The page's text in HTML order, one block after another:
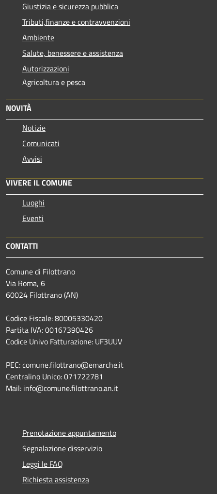
Giustizia e sicurezza pubblica
Tributi,finanze e contravvenzioni
Ambiente
Salute, benessere e assistenza
Autorizzazioni
Agricoltura e pesca
NOVITÀ
Notizie
Comunicati
Avvisi
VIVERE IL COMUNE
Luoghi
Eventi
CONTATTI
Comune di Filottrano
Via Roma, 6
60024 Filottrano (AN)
Codice Fiscale: 80005330420
Partita IVA: 00167390426
Codice Univo Fatturazione: UF3UUV
PEC: comune.filottrano@emarche.it
Centralino Unico: 071722781
Mail: info@comune.filottrano.an.it
Prenotazione appuntamento
Segnalazione disservizio
Leggi le FAQ
Richiesta assistenza